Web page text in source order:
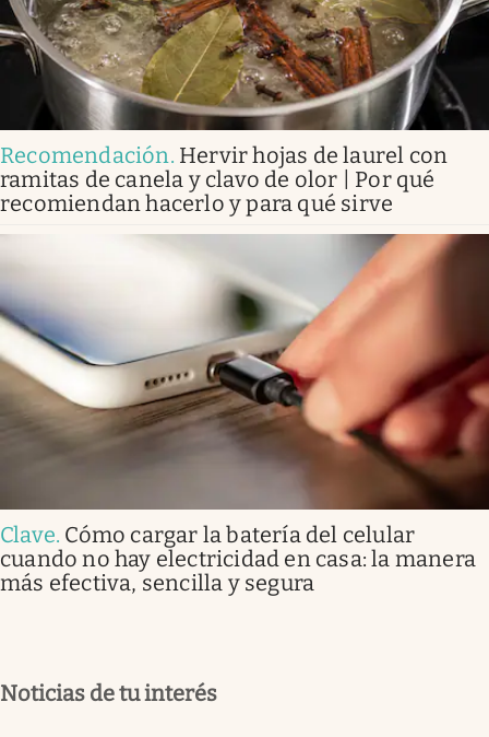
Recomendación. Hervir hojas de laurel con
ramitas de canela y clavo de olor | Por qué
recomiendan hacerlo y para qué sirve
Clave. Cómo cargar la batería del celular
cuando no hay electricidad en casa: la manera
más efectiva, sencilla y segura
Noticias de tu interés